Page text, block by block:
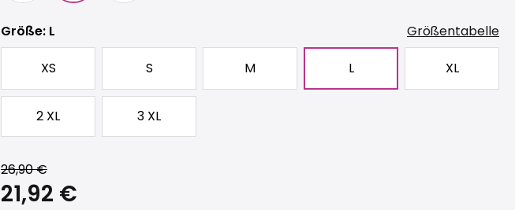
Größeauswählen
: L Größentabelle
XS S M L XL
2 XL 3 XL
26,90 €
21,92 €